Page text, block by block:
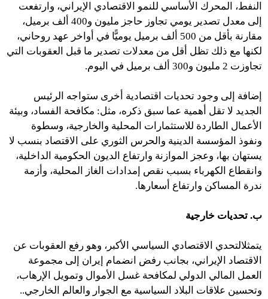
النفط، المحرك الأساسي للنمو الاقتصادي الإيراني، وارتفعت
إلى معدل تصدير يومي تجاوز حاجز مليون و400 ألف برميل،
مقارنة بأقل من 500 ألف برميل يوميًّا في أواخر عهد روحاني،
لكنها مع ذلك تظل أقل من معدلات تصدير ما قبل العقوبات التي
تجاوزت 2 مليون و300 ألف برميل في اليوم.
إضافة إلى وجود تحديات اقتصادية أخرى ستواجه الرئيس
الجديد لا تقل أهمية عما سبق ذكره، مثل: مكافحة الفساد، وبيئة
الأعمال الطاردة للاستثمارات المحلية والخارجية، وسطوة
ونفوذ المؤسسة الدينية والحرس الثوري على الاقتصاد بنسب لا
يستهان بها، وعجز الموازنة وارتفاع الديون الحكومية الداخلية،
وانقطاع الكهرباء بسبب نقص إمدادات الغاز المحلية، وأزمة
ندرة المساكن وارتفاع أسعارها.
ب. تحديات خارجية
يتمثلالتحدي الاقتصادي السياسي الأكبر، وهو رفع العقوبات عن
الاقتصاد الإيراني، بجانب رفض انضمام إيران إلى مجموعة
العمل المالي الدولي لمكافحة غسل الأموال وتمويل الإرهاب،
وتحسين علاقات البلاد السياسية مع الجوار والعالم الخارجي..